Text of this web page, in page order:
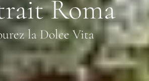
Roma
la Dolce Vita